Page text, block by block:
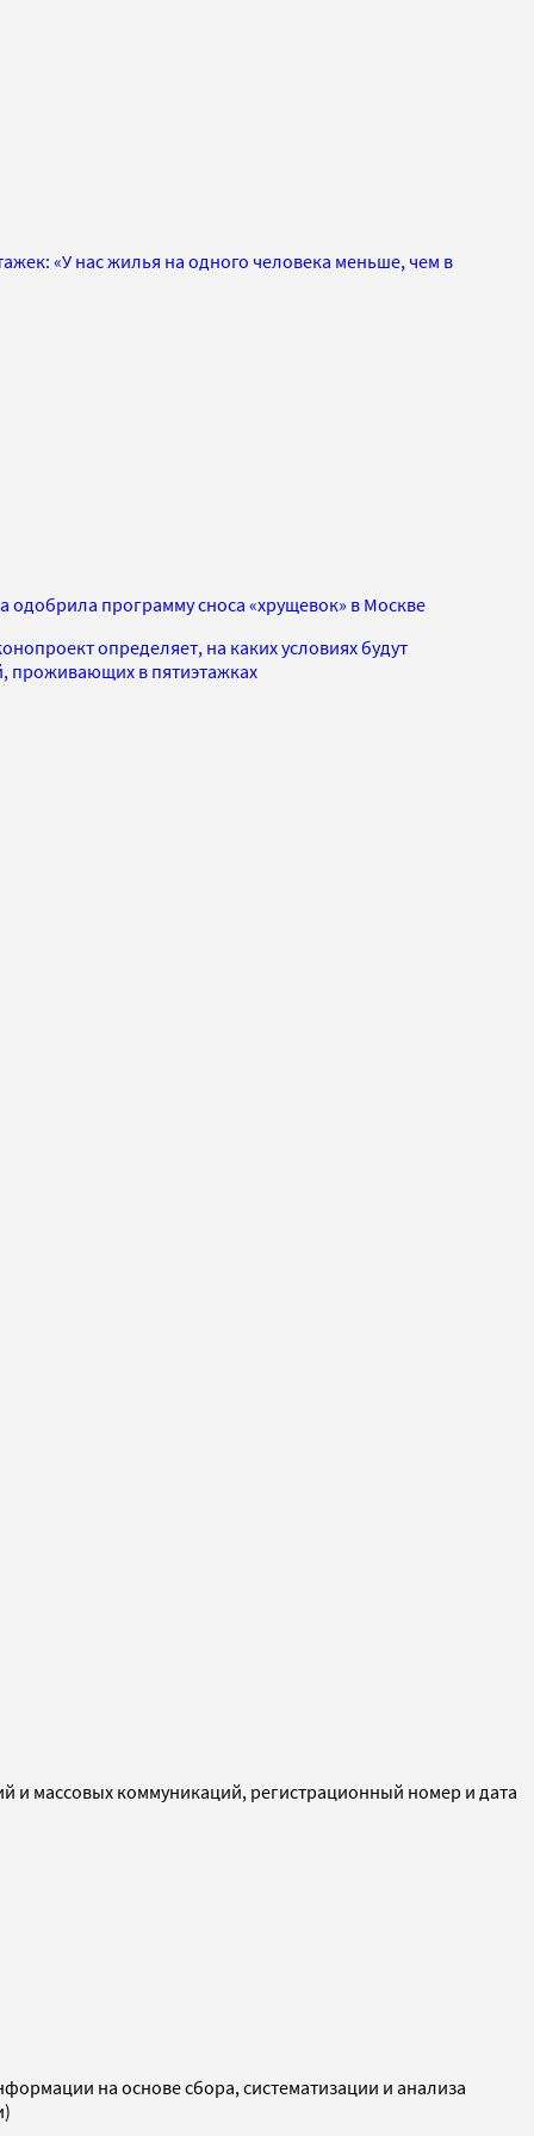
«У нас жилья на одного человека меньше, чем в
одобрила программу сноса «хрущевок» в Москве
определяет, на каких условиях будут
проживающих в пятиэтажках
и массовых коммуникаций, регистрационный номер и дата
на основе сбора, систематизации и анализа